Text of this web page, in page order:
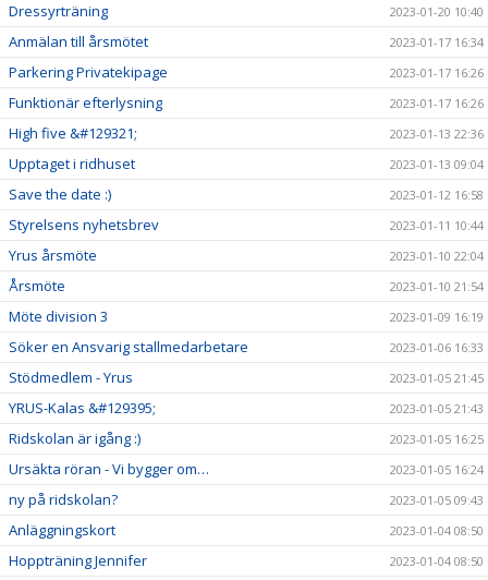
Dressyrträning 2023-01-20 10:40
Anmälan till årsmötet 2023-01-17 16:34
Parkering Privatekipage 2023-01-17 16:26
Funktionär efterlysning 2023-01-17 16:26
High five &#129321; 2023-01-13 22:36
Upptaget i ridhuset 2023-01-13 09:04
Save the date :) 2023-01-12 16:58
Styrelsens nyhetsbrev 2023-01-11 10:44
Yrus årsmöte 2023-01-10 22:04
Årsmöte 2023-01-10 21:54
Möte division 3 2023-01-09 16:19
Söker en Ansvarig stallmedarbetare 2023-01-06 16:33
Stödmedlem - Yrus 2023-01-05 21:45
YRUS-Kalas &#129395; 2023-01-05 21:43
Ridskolan är igång :) 2023-01-05 16:25
Ursäkta röran - Vi bygger om… 2023-01-05 16:24
ny på ridskolan? 2023-01-05 09:43
Anläggningskort 2023-01-04 08:50
Hoppträning Jennifer 2023-01-04 08:50